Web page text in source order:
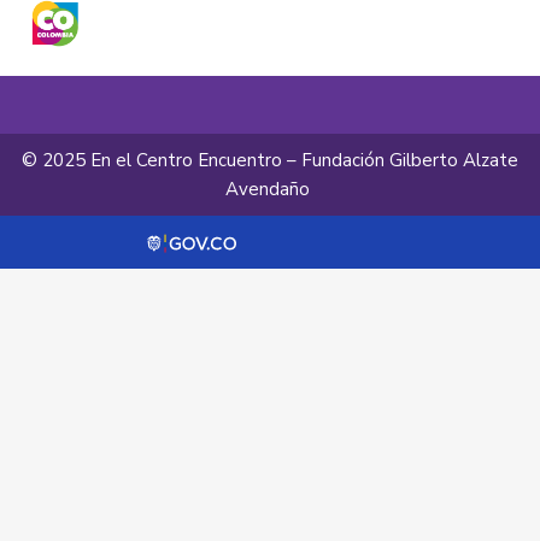
© 2025 En el Centro Encuentro – Fundación Gilberto Alzate
Avendaño